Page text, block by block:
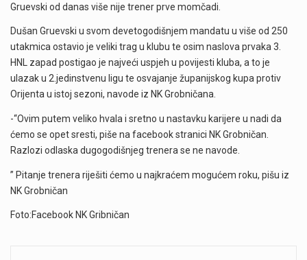
Gruevski od danas više nije trener prve momčadi.
Dušan Gruevski u svom devetogodišnjem mandatu u više od 250
utakmica ostavio je veliki trag u klubu te osim naslova prvaka 3.
HNL zapad postigao je najveći uspjeh u povijesti kluba, a to je
ulazak u 2.jedinstvenu ligu te osvajanje županijskog kupa protiv
Orijenta u istoj sezoni, navode iz NK Grobničana.
-“Ovim putem veliko hvala i sretno u nastavku karijere u nadi da
ćemo se opet sresti, piše na facebook stranici NK Grobničan.
Razlozi odlaska dugogodišnjeg trenera se ne navode.
” Pitanje trenera riješiti ćemo u najkraćem mogućem roku, pišu iz
NK Grobničan
Foto:Facebook NK Gribničan